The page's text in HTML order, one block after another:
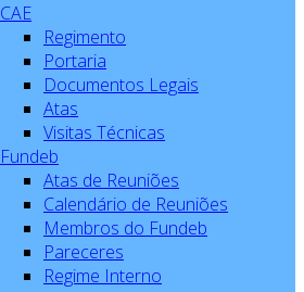
CAE
Regimento
Portaria
Documentos Legais
Atas
Visitas Técnicas
Fundeb
Atas de Reuniões
Calendário de Reuniões
Membros do Fundeb
Pareceres
Regime Interno